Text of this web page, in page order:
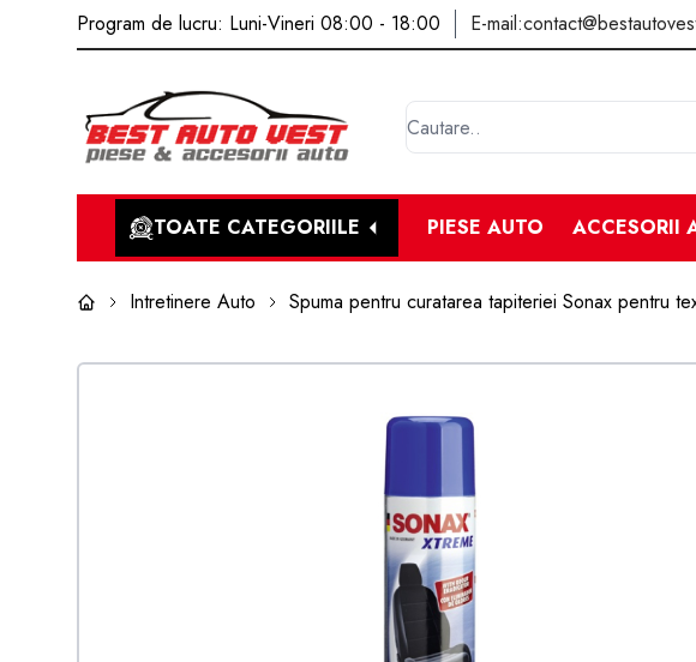
Program de lucru: Luni-Vineri 08:00 - 18:00 E-mail:
TOATE CATEGORIILE PIESE AUTO ACCESORII
Intretinere Auto Spuma pentru curatarea tapiteriei Sonax pentru